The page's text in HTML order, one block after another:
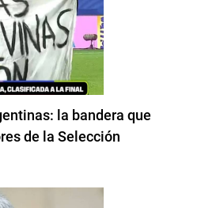
la bandera que
de la Selección